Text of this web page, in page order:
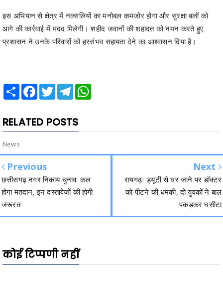
इस अभियान से क्षेत्र में नक्सलियों का मनोबल कमजोर होगा और सुरक्षा बलों को
आगे की कार्रवाई में मदद मिलेगी। शहीद जवानों की शहादत को नमन करते हुए
प्रशासन ने उनके परिवारों को हरसंभव सहायता देने का आश्वासन दिया है।
Share Facebook
TwitterTelegram
RELATED POSTS
News
Previous
छत्तीसगढ़ नगर निकाय चुनाव: कल
होगा मतदान, इन दस्तावेजों की होगी
जरूरत
Next
रायगढ़ः ड्यूटी से घर जाने पर डॉक्टर
को पीटने की धमकी, दो युवकों ने बाल
पकड़कर घसीटा
कोई टिप्पणी नहीं